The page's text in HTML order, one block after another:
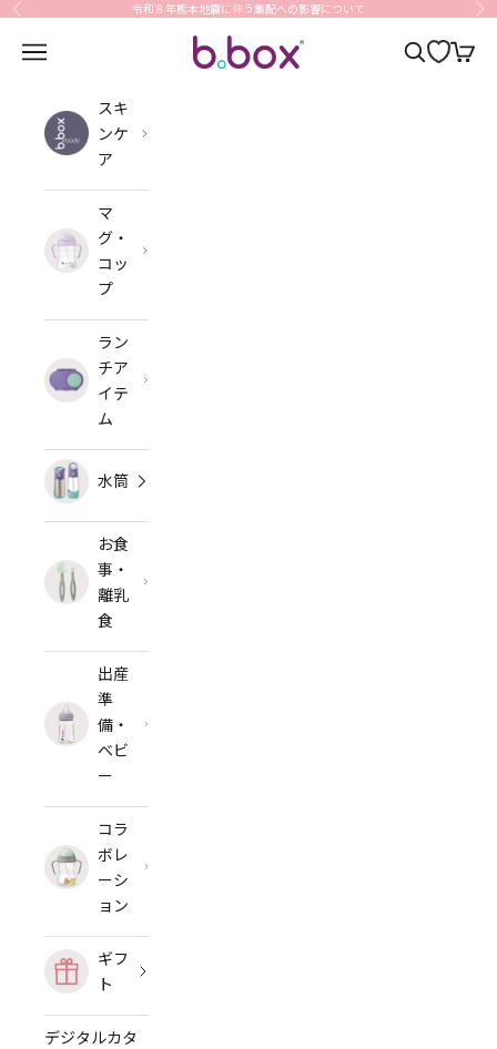
コンテンツへスキップ
前へ 令和８年熊本地震に伴う集配への影響について 次
b.box Japan
メニューを開く 検索を開く
カー
スキ
ンケ
ア
マ
グ・
コッ
プ
ラン
チア
イテ
ム
水筒
お食
事・
離乳
食
出産
準
備・
ベビ
ー
コラ
ボレ
ーシ
ョン
ギフ
ト
デジタルカタ